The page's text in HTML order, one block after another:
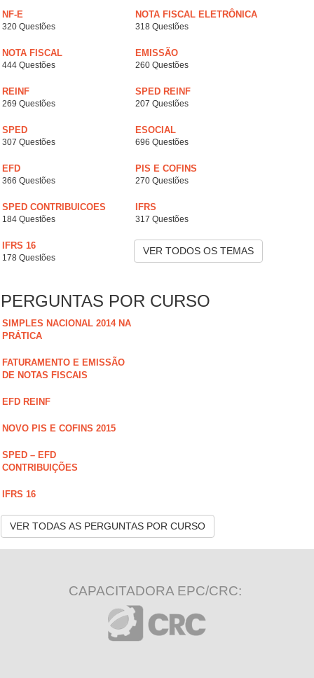
NF-E
320 Questões
NOTA FISCAL ELETRÔNICA
318 Questões
NOTA FISCAL
444 Questões
EMISSÃO
260 Questões
REINF
269 Questões
SPED REINF
207 Questões
SPED
307 Questões
ESOCIAL
696 Questões
EFD
366 Questões
PIS E COFINS
270 Questões
SPED CONTRIBUICOES
184 Questões
IFRS
317 Questões
IFRS 16
178 Questões
VER TODOS OS TEMAS
PERGUNTAS POR CURSO
SIMPLES NACIONAL 2014 NA
PRÁTICA
FATURAMENTO E EMISSÃO
DE NOTAS FISCAIS
EFD REINF
NOVO PIS E COFINS 2015
SPED – EFD
CONTRIBUIÇÕES
IFRS 16
VER TODAS AS PERGUNTAS POR CURSO
CAPACITADORA EPC/CRC: